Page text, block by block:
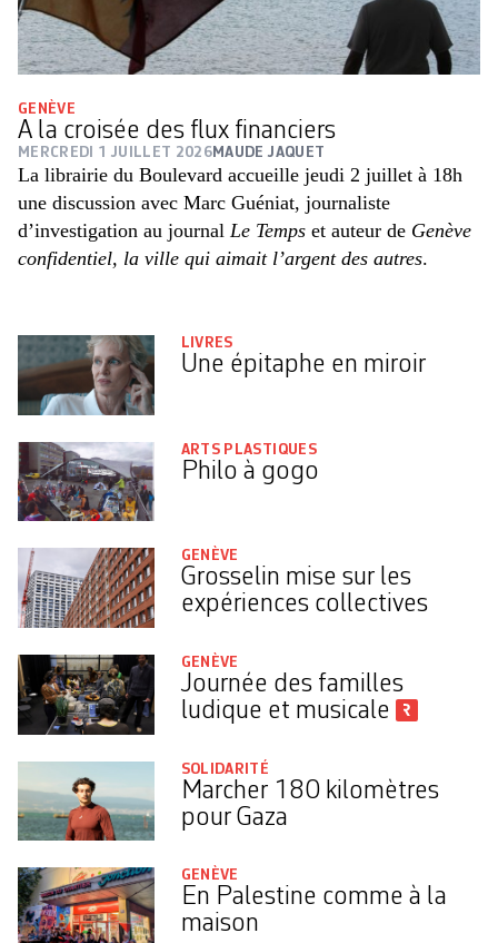
GENÈVE
A la croisée des flux financiers
MERCREDI 1 JUILLET 2026 MAUDE JAQUET
La librairie du Boulevard accueille jeudi 2 juillet à 18h
une discussion avec Marc Guéniat, journaliste
d’investigation au journal Le Temps et auteur de Genève
confidentiel, la ville qui aimait l’argent des autres.
LIVRES
Une épitaphe en miroir
ARTS PLASTIQUES
Philo à gogo
GENÈVE
Grosselin mise sur les
expériences collectives
GENÈVE
Journée des familles
ludique et musicale
SOLIDARITÉ
Marcher 180 kilomètres
pour Gaza
GENÈVE
En Palestine comme à la
maison